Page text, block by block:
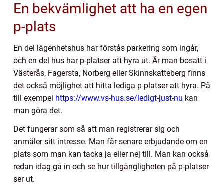
En bekvämlighet att ha en egen
p-plats
En del lägenhetshus har förstås parkering som ingår,
och en del hus har p-platser att hyra ut. Är man bosatt i
Västerås, Fagersta, Norberg eller Skinnskatteberg finns
det också möjlighet att hitta lediga p-platser att hyra. På
till exempel https://www.vs-hus.se/ledigt-just-nu kan
man göra det.
Det fungerar som så att man registrerar sig och
anmäler sitt intresse. Man får senare erbjudande om en
plats som man kan tacka ja eller nej till. Man kan också
redan idag gå in och se hur tillgängligheten på p-platser
ser ut.